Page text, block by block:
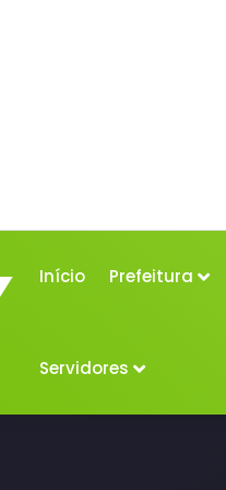
Início Prefeitura
Servidores